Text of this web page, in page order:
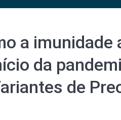
a imunidade
da
de